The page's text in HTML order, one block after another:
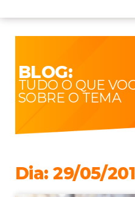
BLOG:
TUDO O QUE
SOBRE O TEMA
Dia: 29/05/